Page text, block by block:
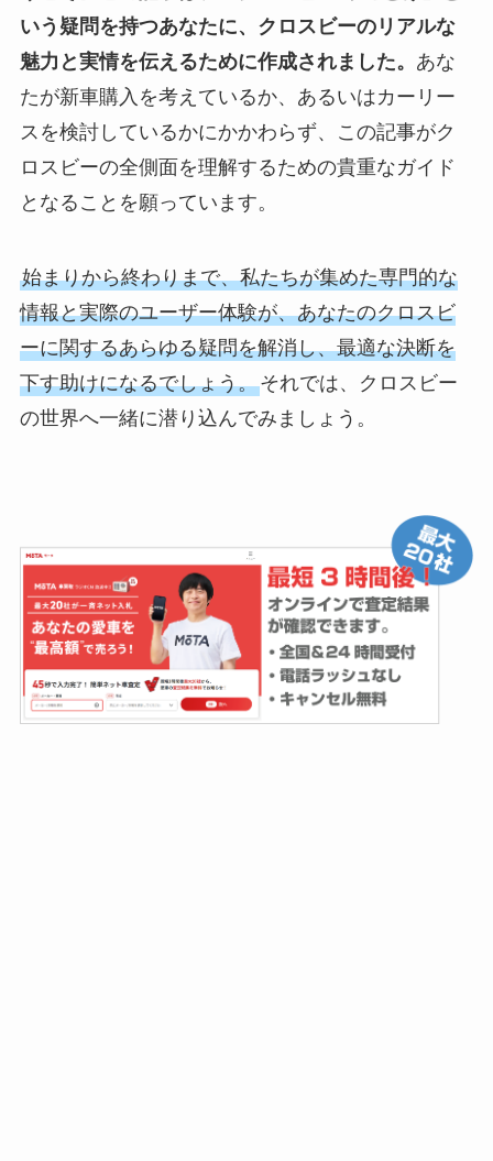
いう疑問を持つあなたに、クロスビーのリアルな
魅力と実情を伝えるために作成されました。 あな
たが新車購入を考えているか、あるいはカーリー
スを検討しているかにかかわらず、この記事がク
ロスビーの全側面を理解するための貴重なガイド
となることを願っています。
始まりから終わりまで、私たちが集めた専門的な
情報と実際のユーザー体験が、あなたのクロスビ
ーに関するあらゆる疑問を解消し、最適な決断を
下す助けになるでしょう。それでは、クロスビー
の世界へ一緒に潜り込んでみましょう。